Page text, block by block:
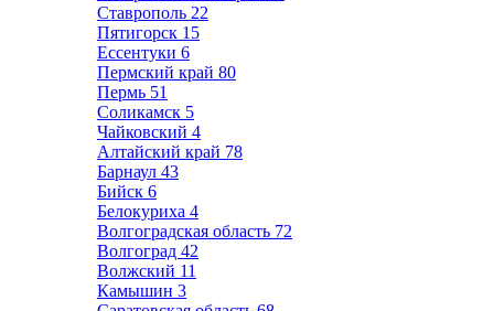
Ставрополь 22
Пятигорск 15
Ессентуки 6
Пермский край 80
Пермь 51
Соликамск 5
Чайковский 4
Алтайский край 78
Барнаул 43
Бийск 6
Белокуриха 4
Волгоградская область 72
Волгоград 42
Волжский 11
Камышин 3